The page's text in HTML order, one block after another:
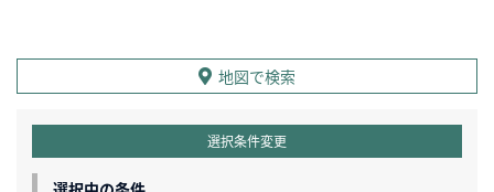
地図で検索
選択条件変更